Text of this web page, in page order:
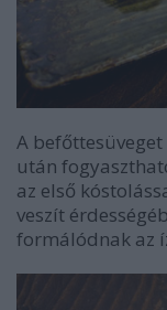
A
után
az első
veszít
formálódnak az